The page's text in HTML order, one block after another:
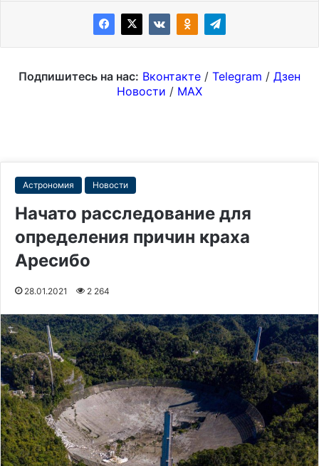
Подпишитесь на нас: Вконтакте / Telegram / Дзен
Новости / MAX